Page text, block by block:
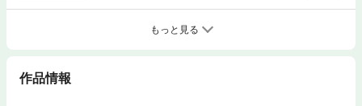
もっと見る
作品情報